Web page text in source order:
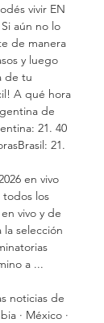
vivir EN
aún no lo
de manera
y luego
de tu
A qué hora
de
21. 40
21.
en vivo
los
vivo y de
la selección
a ...
noticias de
· México ·